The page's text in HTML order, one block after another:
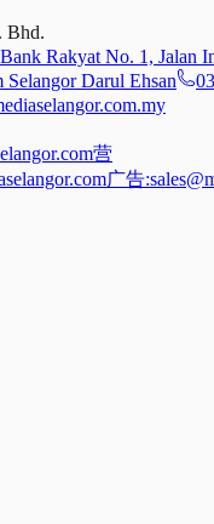
Bhd.
Rakyat No. 1, Jalan
Selangor Darul Ehsan
营
广告: